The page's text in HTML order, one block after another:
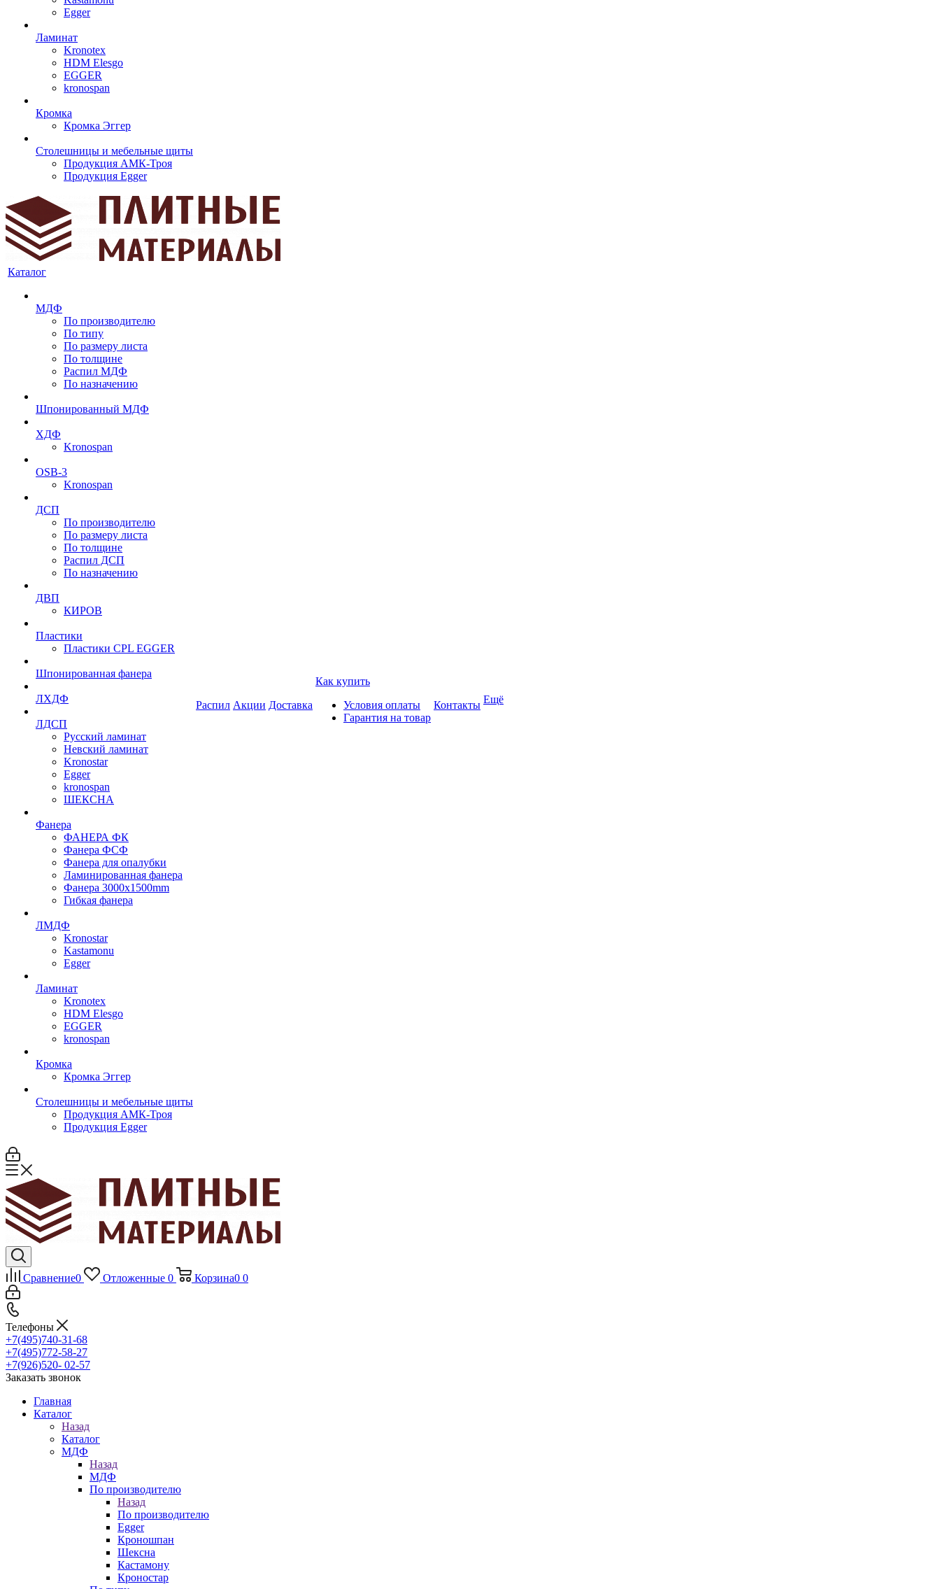
Egger
Ламинат
Kronotex
HDM Elesgo
EGGER
kronospan
Кромка
Кромка Эггер
Столешницы и мебельные щиты
Продукция АМК-Троя
Продукция Egger
Каталог
МДФ
По производителю
По типу
По размеру листа
По толщине
Распил МДФ
По назначению
Шпонированный МДФ
ХДФ
Kronospan
OSB-3
Kronospan
ДСП
По производителю
По размеру листа
По толщине
Распил ДСП
По назначению
ДВП
КИРОВ
Пластики
Пластики CPL EGGER
Шпонированная фанера
ЛХДФ
ЛДСП
Русский ламинат
Невский ламинат
Kronostar
Egger
kronospan
ШЕКСНА
Фанера
ФАНЕРА ФК
Фанера ФСФ
Фанера для опалубки
Ламинированная фанера
Фанера 3000х1500mm
Гибкая фанера
ЛМДФ
Kronostar
Kastamonu
Egger
Ламинат
Kronotex
HDM Elesgo
EGGER
kronospan
Кромка
Кромка Эггер
Столешницы и мебельные щиты
Продукция АМК-Троя
Продукция Egger
Распил Акции Доставка
Как купить
Условия оплаты
Гарантия на товар
Контакты Ещё
Сравнение0 Отложенные 0 Корзина0 0
Телефоны
+7(495)740-31-68
+7(495)772-58-27
+7(926)520- 02-57
Заказать звонок
Главная
Каталог
Назад
Каталог
МДФ
Назад
МДФ
По производителю
Назад
По производителю
Egger
Кроношпан
Шексна
Кастамону
Кроностар